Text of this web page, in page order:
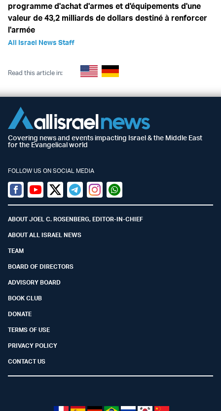
programme d'achat d'armes et d'équipements d'une
valeur de 43,2 milliards de dollars destiné à renforcer
l'armée
All Israel News Staff
Read this article in:
Covering news and events impacting Israel & the Middle East
for the Evangelical world
FOLLOW US ON SOCIAL MEDIA
Facebook
YoutubeTwitter (X)
TelegramInstagramWhatsapp
ABOUT JOEL C. ROSENBERG, EDITOR-IN-CHIEF
ABOUT ALL ISRAEL NEWS
TEAM
BOARD OF DIRECTORS
ADVISORY BOARD
BOOK CLUB
DONATE
TERMS OF USE
PRIVACY POLICY
CONTACT US